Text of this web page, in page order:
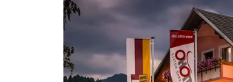
Slowenien
Oberösterreich
SalzburgerLand
Steiermark